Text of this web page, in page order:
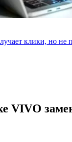
клики, но не
VIVO